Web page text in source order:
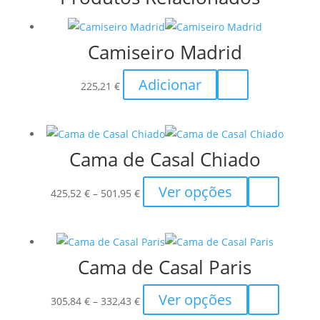
Camiseiro Madrid
225,21€ Adicionar
Cama de Casal Chiado
425,52 € – 501,95 €Price
range:
through
501,95 €
Ver opções
product
multiple
variants.
The
Cama de Casal Paris
305,84 € – 332,43 €Price
range:
Ver opções
product